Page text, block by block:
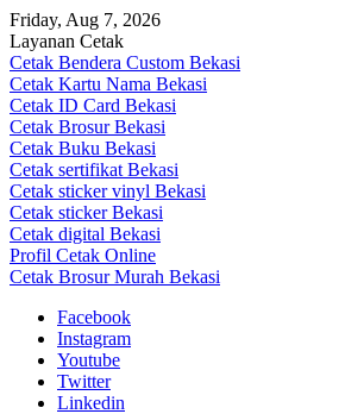
Skip
to
content
Friday, Aug 7, 2026
Layanan Cetak
Cetak Bendera Custom Bekasi
Cetak Kartu Nama Bekasi
Cetak ID Card Bekasi
Cetak Brosur Bekasi
Cetak Buku Bekasi
Cetak sertifikat Bekasi
Cetak sticker vinyl Bekasi
Cetak sticker Bekasi
Cetak digital Bekasi
Profil Cetak Online
Cetak Brosur Murah Bekasi
Facebook
Instagram
Youtube
Twitter
Linkedin